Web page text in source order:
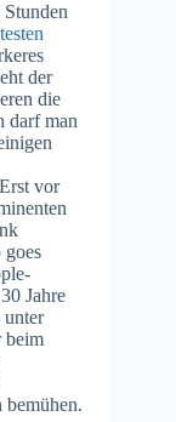
der
die
darf man
vor
goes
Jahre
unter
beim